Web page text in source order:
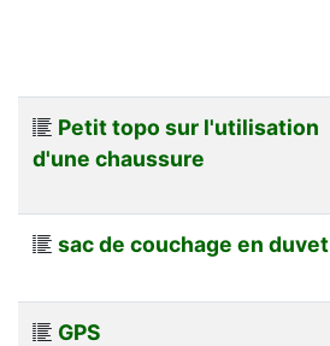
Petit topo sur l'utilisation
d'une chaussure
sac de couchage en duvet
GPS